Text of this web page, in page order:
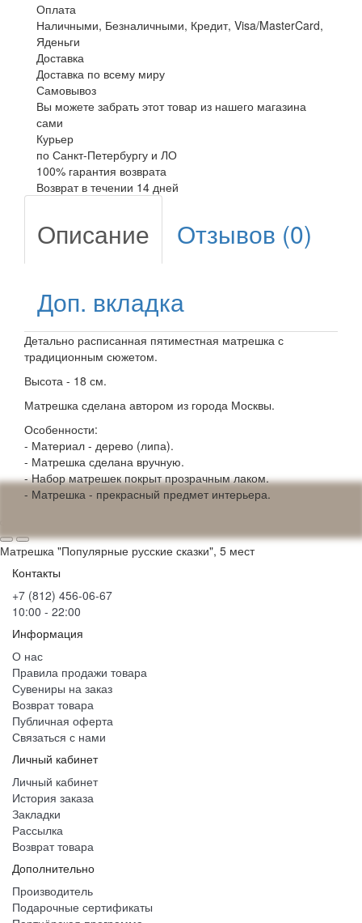
Оплата
Наличными, Безналичными, Кредит, Visa/MasterCard,
Яденьги
Доставка
Доставка по всему миру
Самовывоз
Вы можете забрать этот товар из нашего магазина
сами
Курьер
по Санкт-Петербургу и ЛО
100% гарантия возврата
Возврат в течении 14 дней
Описание
Отзывов (0)
Доп. вкладка
Детально расписанная пятиместная матрешка с
традиционным сюжетом.
Высота - 18 см.
Матрешка сделана автором из города Москвы.
Особенности:
- Материал - дерево (липа).
- Матрешка сделана вручную.
- Набор матрешек покрыт прозрачным лаком.
- Матрешка - прекрасный предмет интерьера.
Матрешка "Популярные русские сказки", 5 мест
Контакты
+7 (812) 456-06-67
10:00 - 22:00
Информация
О нас
Правила продажи товара
Сувениры на заказ
Возврат товара
Публичная оферта
Связаться с нами
Личный кабинет
Личный кабинет
История заказа
Закладки
Рассылка
Возврат товара
Дополнительно
Производитель
Подарочные сертификаты